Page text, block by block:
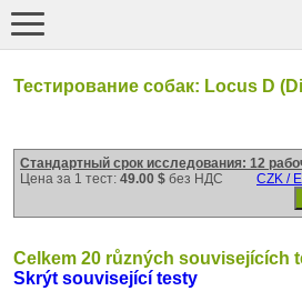
Тестирование собак: Locus D
Стандартный срок исследования: 12
Цена за 1 тест: 49.00 $ без НДС CZK /
Celkem 20 různých souvisejících
Skrýt související testy